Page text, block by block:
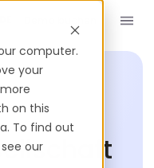
computer.
your
on this
To find out
our